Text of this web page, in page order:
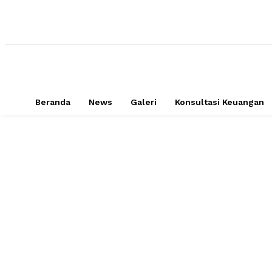
Beranda News Galeri Konsultasi Keuangan